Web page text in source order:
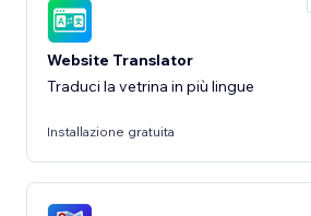
Website Translator
Traduci la vetrina in più lingue
Installazione gratuita